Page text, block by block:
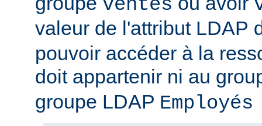
ventes
valeur de l'attribut LDAP
pouvoir accéder à la
doit appartenir ni au
groupe LDAP